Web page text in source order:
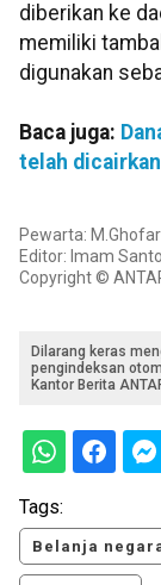
diberikan ke
memiliki
digunakan
Baca juga:
telah
Pewarta: M.Ghofar
Editor: Imam
Copyright ©
Dilarang keras
pengindeksan
Kantor Berita
Tags:
Belanja